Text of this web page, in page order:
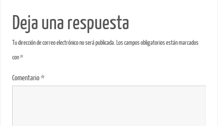
Deja una respuesta
Tu dirección de correo electrónico no será publicada. Los campos obligatorios están marcados
con*
Comentario*